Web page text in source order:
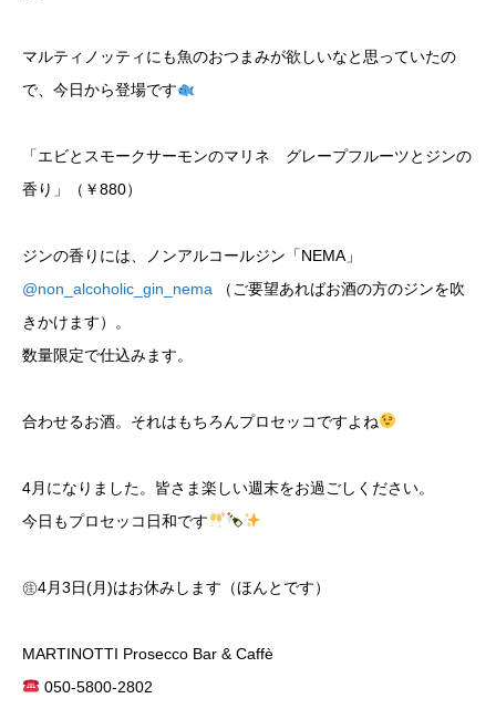
マルティノッティにも魚のおつまみが欲しいなと思っていたの
で、今日から登場です
「エビとスモークサーモンのマリネ グレープフルーツとジンの
香り」（￥880）
ジンの香りには、ノンアルコールジン「NEMA」
@non_alcoholic_gin_nema （ご要望あればお酒の方のジンを吹
きかけます）。
数量限定で仕込みます。
合わせるお酒。それはもちろんプロセッコですよね
4月になりました。皆さま楽しい週末をお過ごしください。
今日もプロセッコ日和です
㊟4月3日(月)はお休みします（ほんとです）
MARTINOTTI Prosecco Bar & Caffè
050-5800-2802